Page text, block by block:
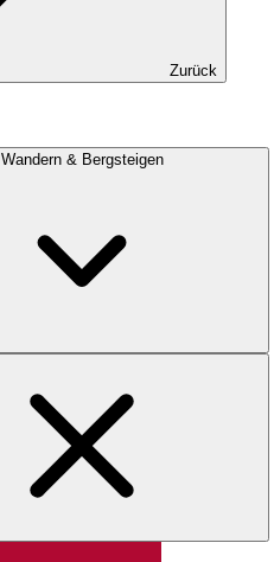
Zurück
Wandern & Bergsteigen